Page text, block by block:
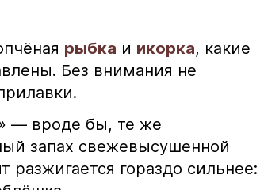
рыбка и икорка, какие
Без внимания не
— вроде бы, те же
запах свежевысушенной
разжигается гораздо сильнее: